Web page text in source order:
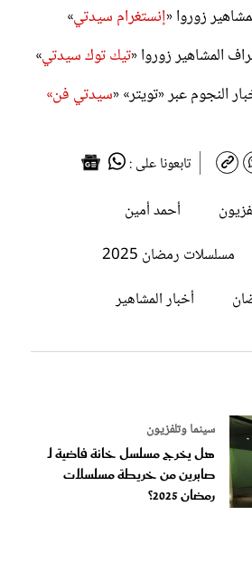
زوروا «إنستغرام سيدتي»
المشاهير زوروا «تيك توك سيدتي»
النجوم عبر «تويتر» «سيدتي فن»
تابعونا على :
أحمد أمين
مسلسلات رمضان 2025
أخبار المشاهير
سينما وتلفزيون
هل يخرج مسلسل خانة فاضية لـ
صابرين من خريطة مسلسلات
رمضان 2025؟